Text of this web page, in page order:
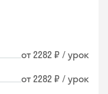
от 2282 ₽ / урок
от 2282 ₽ / урок